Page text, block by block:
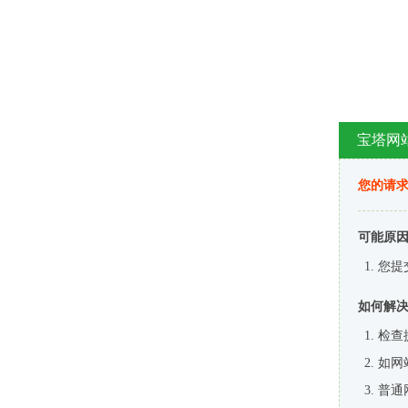
宝塔网
您的请
可能原
您提
如何解
检查
如网
普通